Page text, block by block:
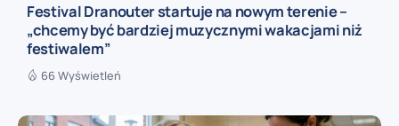
Festival Dranouter startuje na nowym terenie –
„chcemy być bardziej muzycznymi wakacjami niż
festiwalem”
66 Wyświetleń